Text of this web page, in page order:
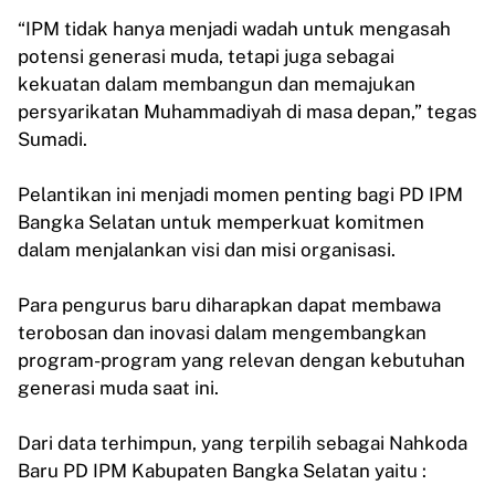
“IPM tidak hanya menjadi wadah untuk mengasah
potensi generasi muda, tetapi juga sebagai
kekuatan dalam membangun dan memajukan
persyarikatan Muhammadiyah di masa depan,” tegas
Sumadi.
Pelantikan ini menjadi momen penting bagi PD IPM
Bangka Selatan untuk memperkuat komitmen
dalam menjalankan visi dan misi organisasi.
Para pengurus baru diharapkan dapat membawa
terobosan dan inovasi dalam mengembangkan
program-program yang relevan dengan kebutuhan
generasi muda saat ini.
Dari data terhimpun, yang terpilih sebagai Nahkoda
Baru PD IPM Kabupaten Bangka Selatan yaitu :